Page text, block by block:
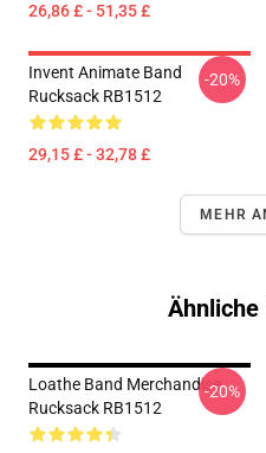
26,86 £ - 51,35 £
Invent Animate Band
Rucksack RB1512
29,15 £ - 32,78 £
-20%
MEHR
Loathe Band Merchandise
Rucksack RB1512
-20%